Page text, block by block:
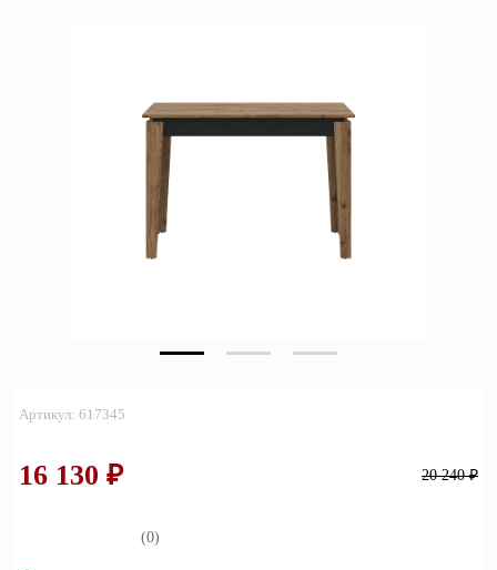
О нас
Дизайнерам и архитекторам
Артикул: 617345
20 240 ₽
16 130 ₽
(0)